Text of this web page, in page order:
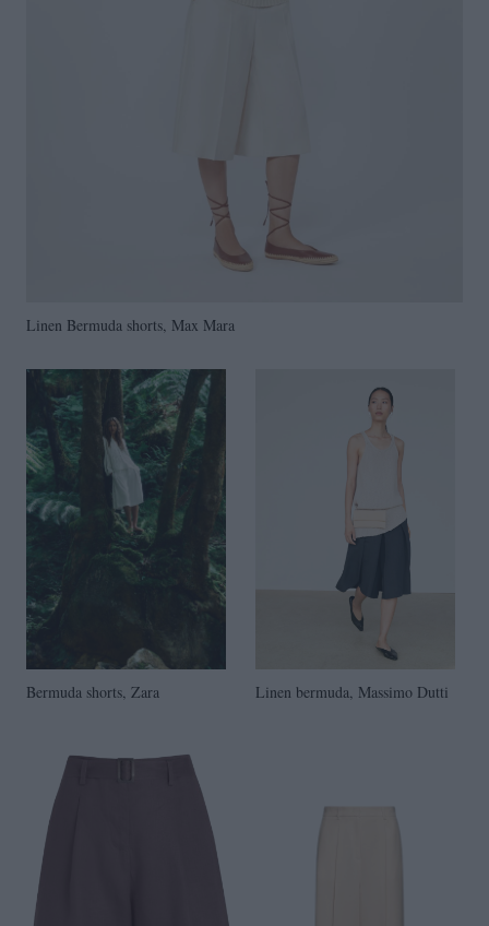
Linen Bermuda shorts, Max Mara
Bermuda shorts, Zara Linen bermuda, Massimo Dutti